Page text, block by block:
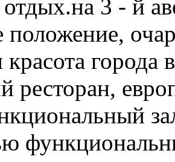
3 - й
положение,
города
ресторан,